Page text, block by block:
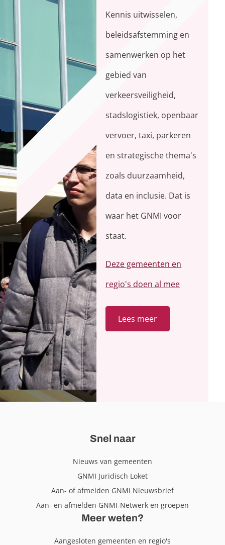
Kennis uitwisselen,
beleidsafstemming en
samenwerken op het
gebied van
verkeersveiligheid,
stadslogistiek, openbaar
vervoer, taxi, parkeren
en strategische thema's
zoals duurzaamheid,
data en inclusie. Dat is
waar het GNMI voor
staat.
Deze gemeenten en
regio's doen al mee
Lees meer
Snel naar
Nieuws van gemeenten
GNMI Juridisch Loket
Aan- of afmelden GNMI Nieuwsbrief
Aan- en afmelden GNMI-Netwerk en groepen
Meer weten?
Aangesloten gemeenten en regio's